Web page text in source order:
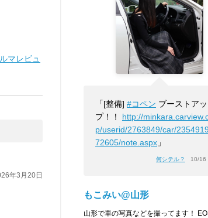
マレビュ
年3月20日
「[整備] #コペン ブーストアッ
プ！！ http://
p/userid/2763849/car/
72605/note.aspx 」
何シテル？ 10/16
もこみい@山形
山形で車の写真などを撮ってます！